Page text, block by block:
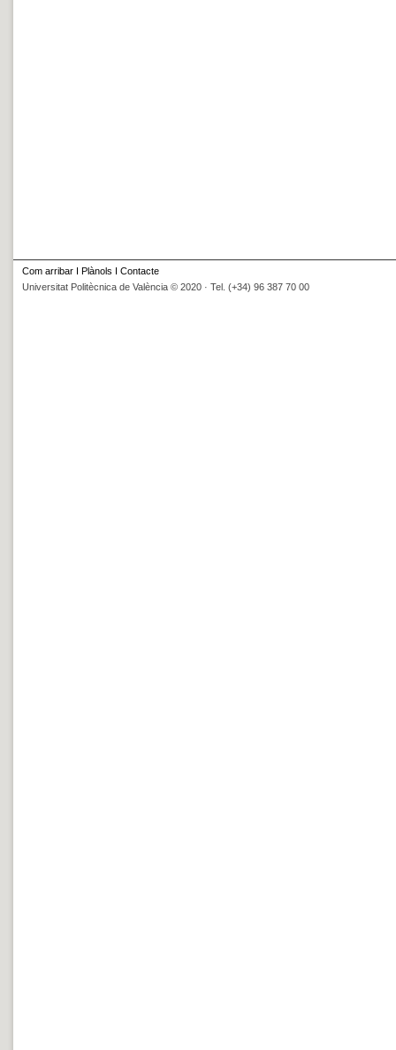
Com arribar I Plànols I Contacte
Universitat Politècnica de València © 2020 · Tel. (+34) 96 387 70 00